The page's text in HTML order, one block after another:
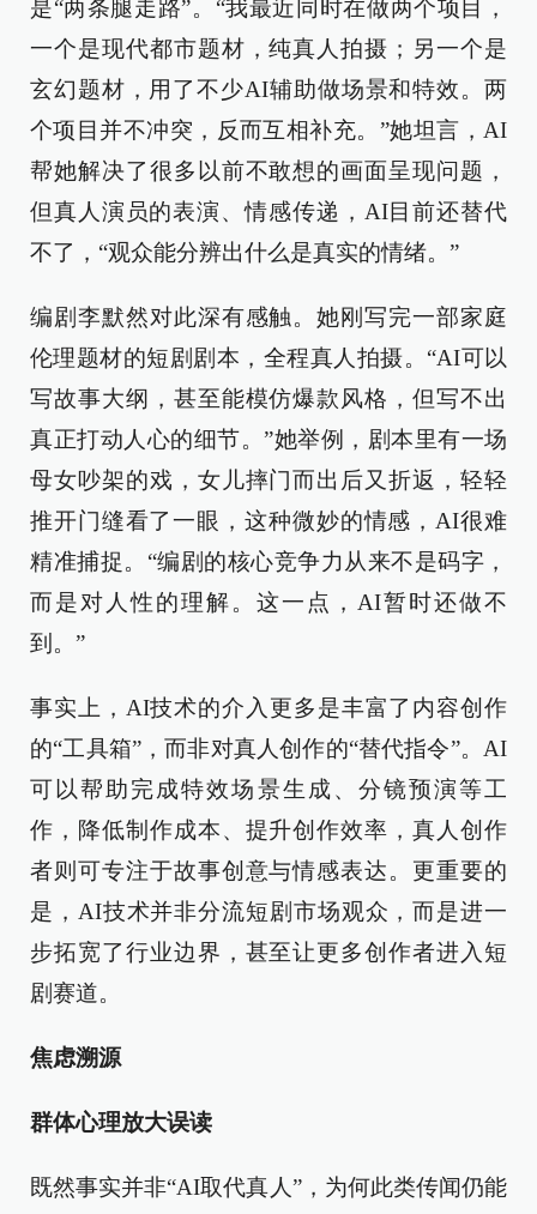
是“两条腿走路”。“我最近同时在做两个项目，
一个是现代都市题材，纯真人拍摄；另一个是
玄幻题材，用了不少AI辅助做场景和特效。两
个项目并不冲突，反而互相补充。”她坦言，AI
帮她解决了很多以前不敢想的画面呈现问题，
但真人演员的表演、情感传递，AI目前还替代
不了，“观众能分辨出什么是真实的情绪。”
编剧李默然对此深有感触。她刚写完一部家庭
伦理题材的短剧剧本，全程真人拍摄。“AI可以
写故事大纲，甚至能模仿爆款风格，但写不出
真正打动人心的细节。”她举例，剧本里有一场
母女吵架的戏，女儿摔门而出后又折返，轻轻
推开门缝看了一眼，这种微妙的情感，AI很难
精准捕捉。“编剧的核心竞争力从来不是码字，
而是对人性的理解。这一点，AI暂时还做不
到。”
事实上，AI技术的介入更多是丰富了内容创作
的“工具箱”，而非对真人创作的“替代指令”。AI
可以帮助完成特效场景生成、分镜预演等工
作，降低制作成本、提升创作效率，真人创作
者则可专注于故事创意与情感表达。更重要的
是，AI技术并非分流短剧市场观众，而是进一
步拓宽了行业边界，甚至让更多创作者进入短
剧赛道。
焦虑溯源
群体心理放大误读
既然事实并非“AI取代真人”，为何此类传闻仍能